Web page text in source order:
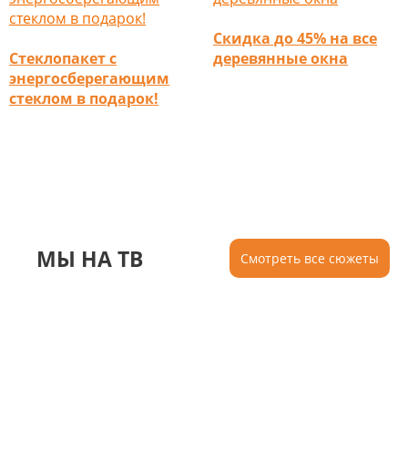
Стеклопакет с
энергосберегающим
стеклом в подарок!
Скидка до 45% на все
деревянные окна
МЫ НА ТВ Смотреть все сюжеты